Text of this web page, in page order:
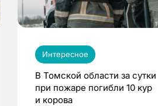
Интересное
В Томской области за сутки
при пожаре погибли 10 кур
и корова